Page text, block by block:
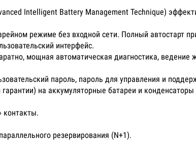
Intelligent Battery Management Technique)
режиме без входной сети. Полный автостарт
интерфейс.
мощная автоматическая диагностика, ведение
пароль, пароль для управления и
на аккумуляторные батареи и конденсаторы
контакты.
резервирования (N+1).